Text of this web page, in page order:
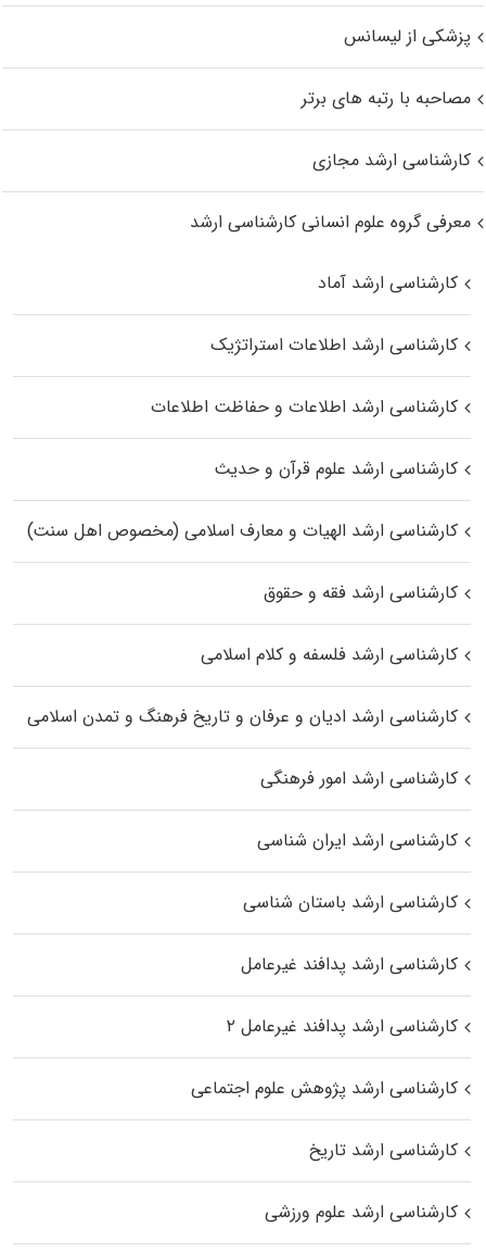
پزشکی از لیسانس
مصاحبه با رتبه های برتر
کارشناسی ارشد مجازی
معرفی گروه علوم انسانی کارشناسی ارشد
کارشناسی ارشد آماد
کارشناسی ارشد اطلاعات استراتژیک
کارشناسی ارشد اطلاعات و حفاظت اطلاعات
کارشناسی ارشد علوم قرآن و حدیث
کارشناسی ارشد الهیات و معارف اسلامی (مخصوص اهل سنت)
کارشناسی ارشد فقه و حقوق
کارشناسی ارشد فلسفه و کلام اسلامی
کارشناسی ارشد ادیان و عرفان و تاریخ فرهنگ و تمدن اسلامی
کارشناسی ارشد امور فرهنگی
کارشناسی ارشد ایران شناسی
کارشناسی ارشد باستان شناسی
کارشناسی ارشد پدافند غیرعامل
کارشناسی ارشد پدافند غیرعامل ۲
کارشناسی ارشد پژوهش علوم اجتماعی
کارشناسی ارشد تاریخ
کارشناسی ارشد علوم ورزشی